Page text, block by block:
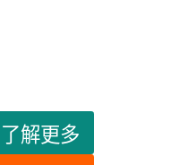
了解更多